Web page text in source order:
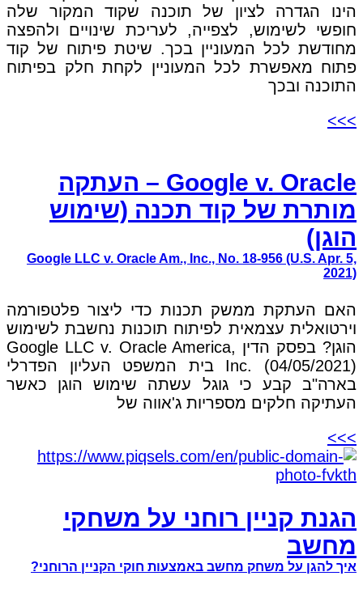
הינו הגדרה לציון של תוכנה שקוד המקור שלה
חופשי לשימוש, לצפייה, לעריכת שינויים ולהפצה
מחודשת לכל המעוניין בכך. שיטת פיתוח של קוד
פתוח מאפשרת לכל המעוניין לקחת חלק בפיתוח
התוכנה ובכך
>>>
Google v. Oracle – העתקה
מותרת של קוד תכנה (שימוש
הוגן)
Google LLC v. Oracle Am., Inc., No. 18-956 (U.S. Apr. 5,
2021)
האם העתקת ממשק תכנות כדי ליצור פלטפורמה
וירטואלית עצמאית לפיתוח תוכנות נחשבת לשימוש
הוגן? בפסק הדין Google LLC v. Oracle America,
Inc. (04/05/2021) בית המשפט העליון הפדרלי
בארה"ב קבע כי גוגל עשתה שימוש הוגן כאשר
העתיקה חלקים מספריות ג'אווה של
>>>
הגנת קניין רוחני על משחקי
מחשב
איך להגן על משחק מחשב באמצעות חוקי הקניין הרוחני?